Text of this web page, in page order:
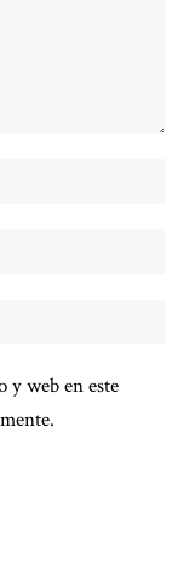
y web en este